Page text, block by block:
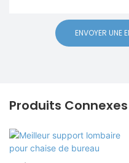
ENVOYER UNE
Produits Connexes